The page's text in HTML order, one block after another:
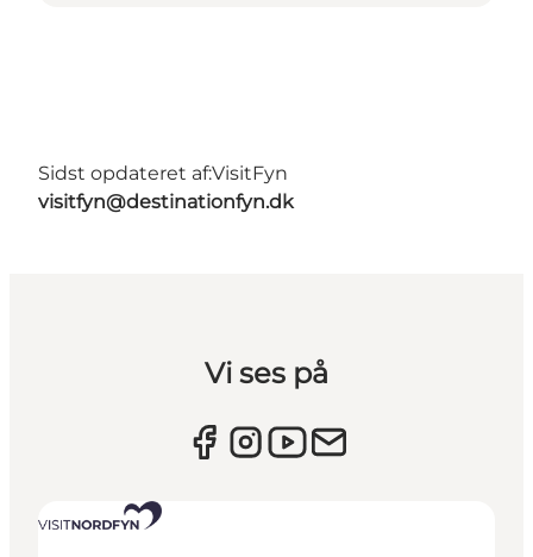
Sidst opdateret af:VisitFyn
visitfyn@destinationfyn.dk
Vi ses på